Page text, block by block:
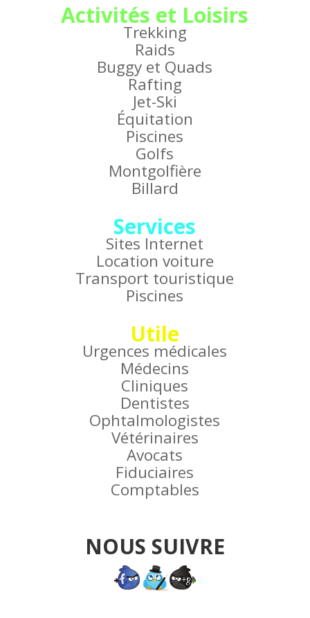
Activités et Loisirs
Trekking
Raids
Buggy et Quads
Rafting
Jet-Ski
Équitation
Piscines
Golfs
Montgolfière
Billard
Services
Sites Internet
Location voiture
Transport touristique
Piscines
Utile
Urgences médicales
Médecins
Cliniques
Dentistes
Ophtalmologistes
Vétérinaires
Avocats
Fiduciaires
Comptables
NOUS SUIVRE